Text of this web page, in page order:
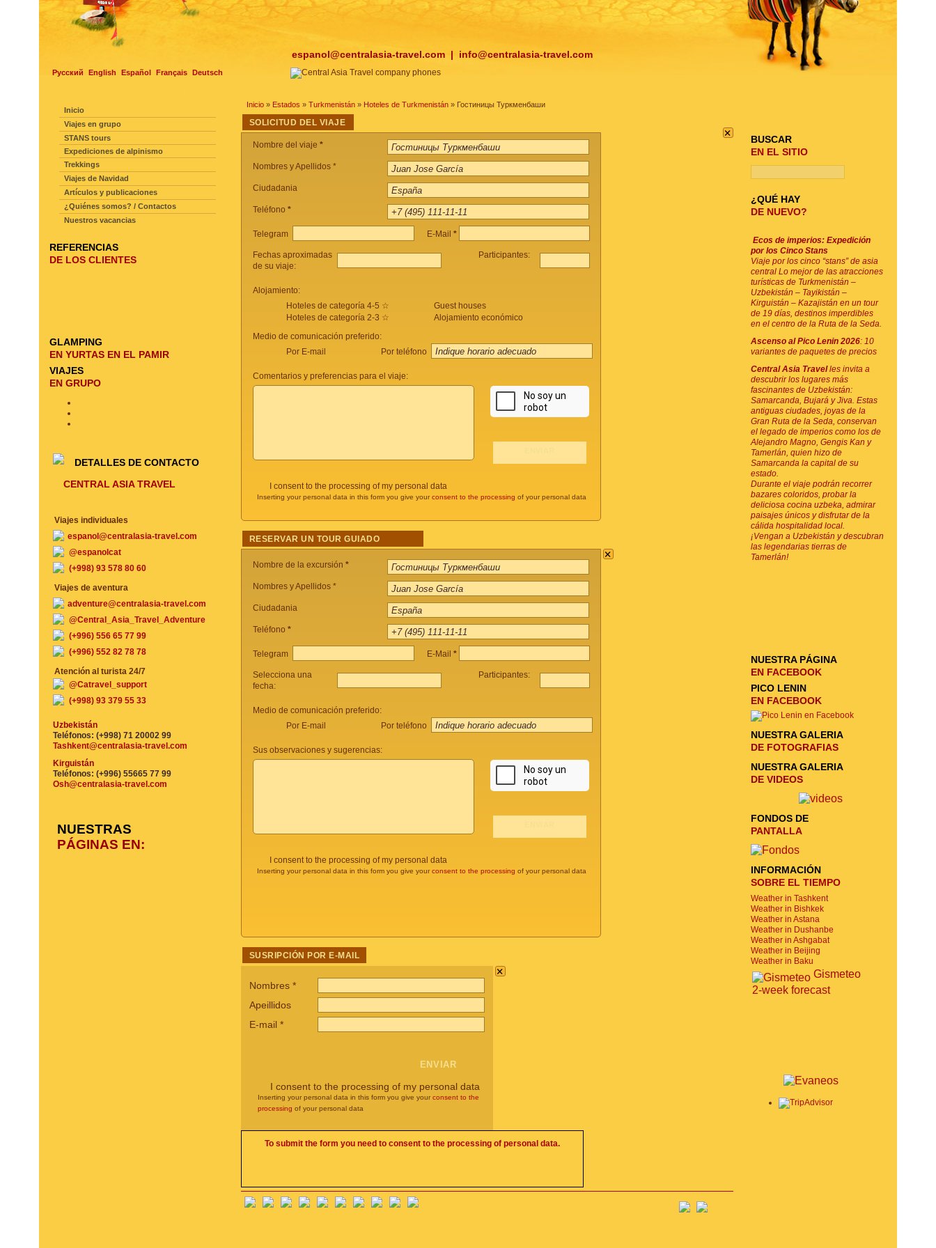
espanol@centralasia-travel.com | info@centralasia-travel.com
Русский English Español Français Deutsch
Inicio » Estados » Turkmenistán » Hoteles de Turkmenistán » Гостиницы Туркменбаши
SOLICITUD DEL VIAJE ×
Nombre del viaje *
Nombres y Apellidos *
Ciudadania
Teléfono *
Telegram E-Mail *
Fechas aproximadas
de su viaje:
Participantes:
Alojamiento:
Hoteles de categoría 4-5 ☆
Hoteles de categoría 2-3 ☆
Guest houses
Alojamiento económico
Medio de comunicación preferido:
Por E-mail
Por teléfono
Comentarios y preferencias para el viaje:
I consent to the processing of my personal data
Inserting your personal data in this form you give your consent to the processing of your personal data
RESERVAR UN TOUR GUIADO
×
Nombre de la excursión *
Nombres y Apellidos *
Ciudadania
Teléfono *
Telegram E-Mail *
Selecciona una
fecha:
Participantes:
Medio de comunicación preferido:
Por E-mail
Por teléfono
Sus observaciones y sugerencias:
I consent to the processing of my personal data
Inserting your personal data in this form you give your consent to the processing of your personal data
SUSRIPCIÓN POR E-MAIL
×
Nombres *
Apeillidos
E-mail *
I consent to the processing of my personal data
Inserting your personal data in this form you give your consent to the
processing of your personal data
To submit the form you need to consent to the processing of personal data.
Inicio
Viajes en grupo
STANS tours
Expediciones de alpinismo
Trekkings
Viajes de Navidad
Artículos y publicaciones
¿Quiénes somos? / Contactos
Nuestros vacancias
REFERENCIAS
DE LOS CLIENTES
GLAMPING
EN YURTAS EN EL PAMIR
VIAJES
EN GRUPO
DETALLES DE CONTACTO
CENTRAL ASIA TRAVEL
Viajes individuales
espanol@centralasia-travel.com
@espanolcat
(+998) 93 578 80 60
Viajes de aventura
adventure@centralasia-travel.com
@Central_Asia_Travel_Adventure
(+996) 556 65 77 99
(+996) 552 82 78 78
Atención al turista 24/7
@Catravel_support
(+998) 93 379 55 33
Uzbekistán
Teléfonos: (+998) 71 20002 99
Tashkent@centralasia-travel.com
Kirguistán
Teléfonos: (+996) 55665 77 99
Osh@centralasia-travel.com
NUESTRAS
PÁGINAS EN:
BUSCAR
EN EL SITIO
¿QUÉ HAY
DE NUEVO?
Ecos de imperios: Expedición
por los Cinco Stans
Viaje por los cinco “stans” de asia
central Lo mejor de las atracciones
turísticas de Turkmenistán –
Uzbekistán – Tayikistán –
Kirguistán – Kazajistán en un tour
de 19 días, destinos imperdibles
en el centro de la Ruta de la Seda.
Ascenso al Pico Lenin 2026: 10
variantes de paquetes de precios
Central Asia Travelles invita a
descubrir los lugares más
fascinantes de Uzbekistán:
Samarcanda, Bujará y Jiva. Estas
antiguas ciudades, joyas de la
Gran Ruta de la Seda, conservan
el legado de imperios como los de
Alejandro Magno, Gengis Kan y
Tamerlán, quien hizo de
Samarcanda la capital de su
estado.
Durante el viaje podrán recorrer
bazares coloridos, probar la
deliciosa cocina uzbeka, admirar
paisajes únicos y disfrutar de la
cálida hospitalidad local.
¡Vengan a Uzbekistán y descubran
las legendarias tierras de
Tamerlán!
NUESTRA PÁGINA
EN FACEBOOK
PICO LENIN
EN FACEBOOK
NUESTRA GALERIA
DE FOTOGRAFIAS
NUESTRA GALERIA
DE VIDEOS
FONDOS DE
PANTALLA
INFORMACIÓN
SOBRE EL TIEMPO
Weather in Tashkent
Weather in Bishkek
Weather in Astana
Weather in Dushanbe
Weather in Ashgabat
Weather in Beijing
Weather in Baku
Gismeteo
2-week forecast